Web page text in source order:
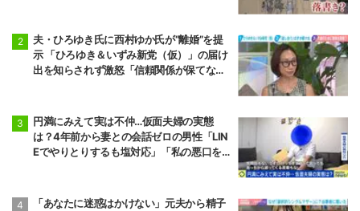
夫・ひろゆき氏に西村ゆか氏が“離婚”を提
示 「ひろゆき＆いずみ新党（仮）」の届け
出を知らされず激怒「信頼関係が保てない
円満にみえて実は不仲…仮面夫婦の実態
は？4年前から妻との会話ゼロの男性「LIN
Eでやりとりするも塩対応」「私の悪口を
「あなたに迷惑はかけない」元夫から精子